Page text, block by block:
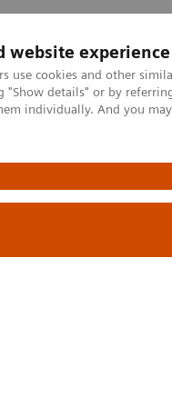
website experience
use cookies and other
"Show details" or by
individually. And you
diagnostika